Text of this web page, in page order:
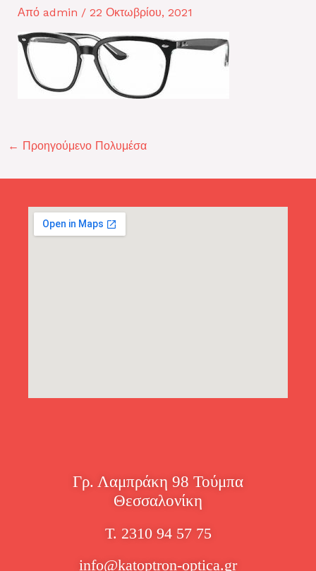
Από admin / 22 Οκτωβρίου, 2021
← Προηγούμενο Πολυμέσα
Γρ. Λαμπράκη 98 Τούμπα
Θεσσαλονίκη
Τ. 2310 94 57 75
info@katoptron-optica.gr